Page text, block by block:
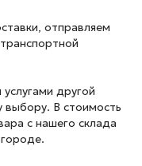
отправляем
другой
выбору. В стоимость
с нашего склада